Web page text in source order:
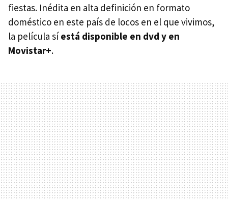
fiestas. Inédita en alta definición en formato
doméstico en este país de locos en el que vivimos,
la película síestá disponible en dvd y en
Movistar+.